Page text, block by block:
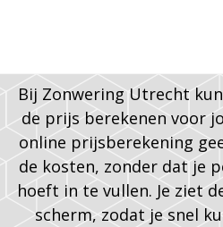
Bij Zonwering Utrecht
de prijs berekenen voor
online prijsberekening
de kosten, zonder dat je
hoeft in te vullen. Je ziet
scherm, zodat je snel